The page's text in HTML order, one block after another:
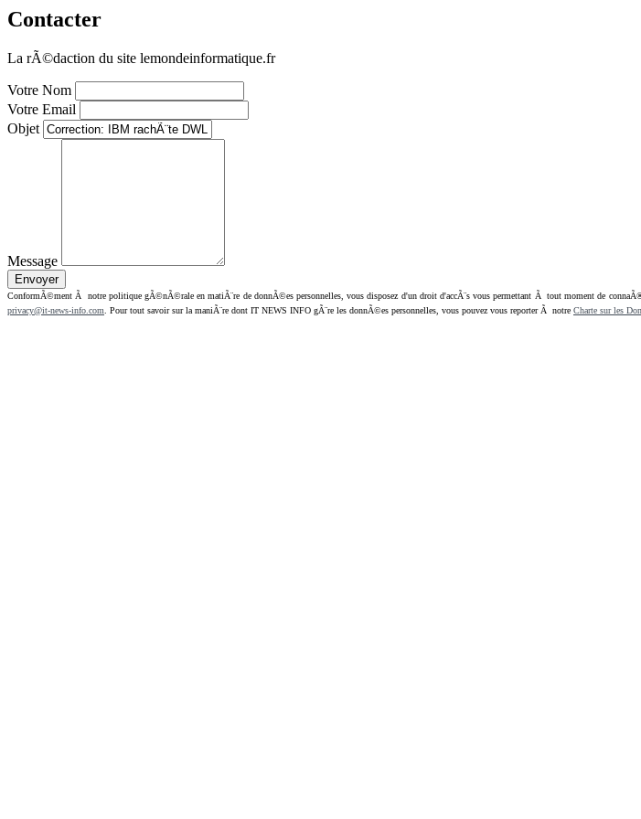
Contacter
La rÃ©daction du site lemondeinformatique.fr
Votre Nom
Votre Email
Objet
Message
ConformÃ©ment Ã notre politique gÃ©nÃ©rale en matiÃ¨re de donnÃ©es personnelles, vous disposez d'un droit d'accÃ¨s vous permettant Ã tout moment de
privacy@it-news-info.com . Pour tout savoir sur la maniÃ¨re dont IT NEWS INFO gÃ¨re les donnÃ©es personnelles, vous pouvez vous reporter Ã notre Charte sur les